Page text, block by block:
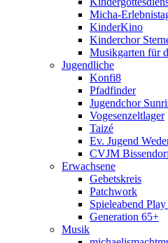
Micha-
KinderKino
Kinderchor
Musikgarten für
Jugendliche
Konfi8
Pfadfinder
Jugendchor
Vogesenzeltlager
Taizé
Ev. Jugend
CVJM
Erwachsene
Gebetskreis
Patchwork
Spieleabend
Generation 65+
Musik